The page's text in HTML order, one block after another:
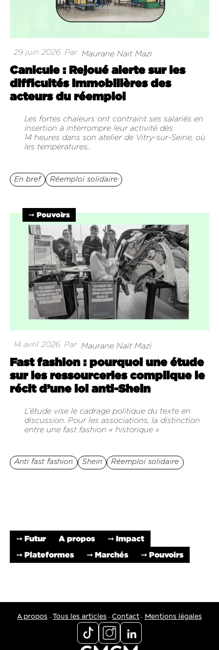
29 juin 2026 Par Maurane Nait Mazi
Canicule : Rejoué alerte sur les
difficultés immobilières des
acteurs du réemploi
Les fortes chaleurs ont contraint ses salariés en
insertion à interrompre leur activité dès
14 heures dans son atelier de Vitry-sur-Seine, où
les températures..
En bref Réemploi solidaire
➞ Pouvoirs
14 avril 2026 Par Maurane Nait Mazi
Fast fashion : pourquoi une étude
sur les ressourceries complique le
récit d’une loi anti-Shein
L’étude vise le cadrage politique du texte en
discussion. Pour les associations, la distinction
entre une fast fashion « historique »
Anti fast fashion Shein Réemploi solidaire
➞ Futur A propos
➞ Impact
➞ Plateformes
➞ Marchés ➞ Pouvoirs
A propos - Tous les articles - Contact - Mentions légales